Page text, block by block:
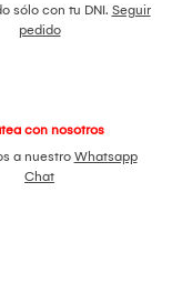
sólo con tu DNI. Seguir
pedido
con nosotros
a nuestro Whatsapp
Chat